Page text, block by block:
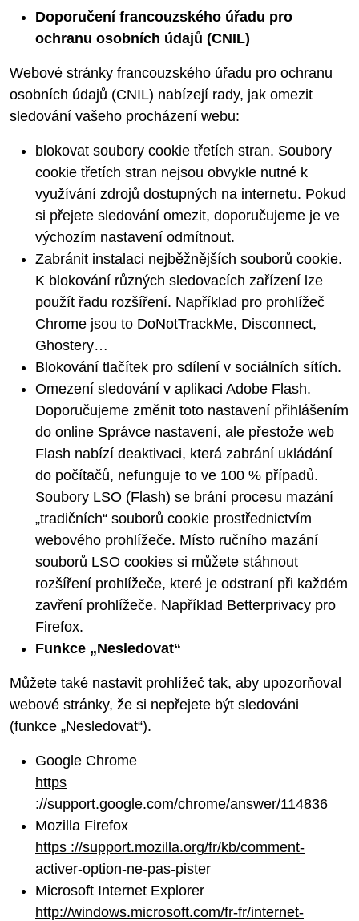
Doporučení francouzského úřadu pro
ochranu osobních údajů (CNIL)
Webové stránky francouzského úřadu pro ochranu
osobních údajů (CNIL) nabízejí rady, jak omezit
sledování vašeho procházení webu:
blokovat soubory cookie třetích stran. Soubory
cookie třetích stran nejsou obvykle nutné k
využívání zdrojů dostupných na internetu. Pokud
si přejete sledování omezit, doporučujeme je ve
výchozím nastavení odmítnout.
Zabránit instalaci nejběžnějších souborů cookie.
K blokování různých sledovacích zařízení lze
použít řadu rozšíření. Například pro prohlížeč
Chrome jsou to DoNotTrackMe, Disconnect,
Ghostery…
Blokování tlačítek pro sdílení v sociálních sítích.
Omezení sledování v aplikaci Adobe Flash.
Doporučujeme změnit toto nastavení přihlášením
do online Správce nastavení, ale přestože web
Flash nabízí deaktivaci, která zabrání ukládání
do počítačů, nefunguje to ve 100 % případů.
Soubory LSO (Flash) se brání procesu mazání
„tradičních“ souborů cookie prostřednictvím
webového prohlížeče. Místo ručního mazání
souborů LSO cookies si můžete stáhnout
rozšíření prohlížeče, které je odstraní při každém
zavření prohlížeče. Například Betterprivacy pro
Firefox.
Funkce „Nesledovat“
Můžete také nastavit prohlížeč tak, aby upozorňoval
webové stránky, že si nepřejete být sledováni
(funkce „Nesledovat“).
Google Chrome
https
://support.google.com/chrome/answer/114836
Mozilla Firefox
https ://support.mozilla.org/fr/kb/comment-
activer-option-ne-pas-pister
Microsoft Internet Explorer
http://windows.microsoft.com/fr-fr/internet-